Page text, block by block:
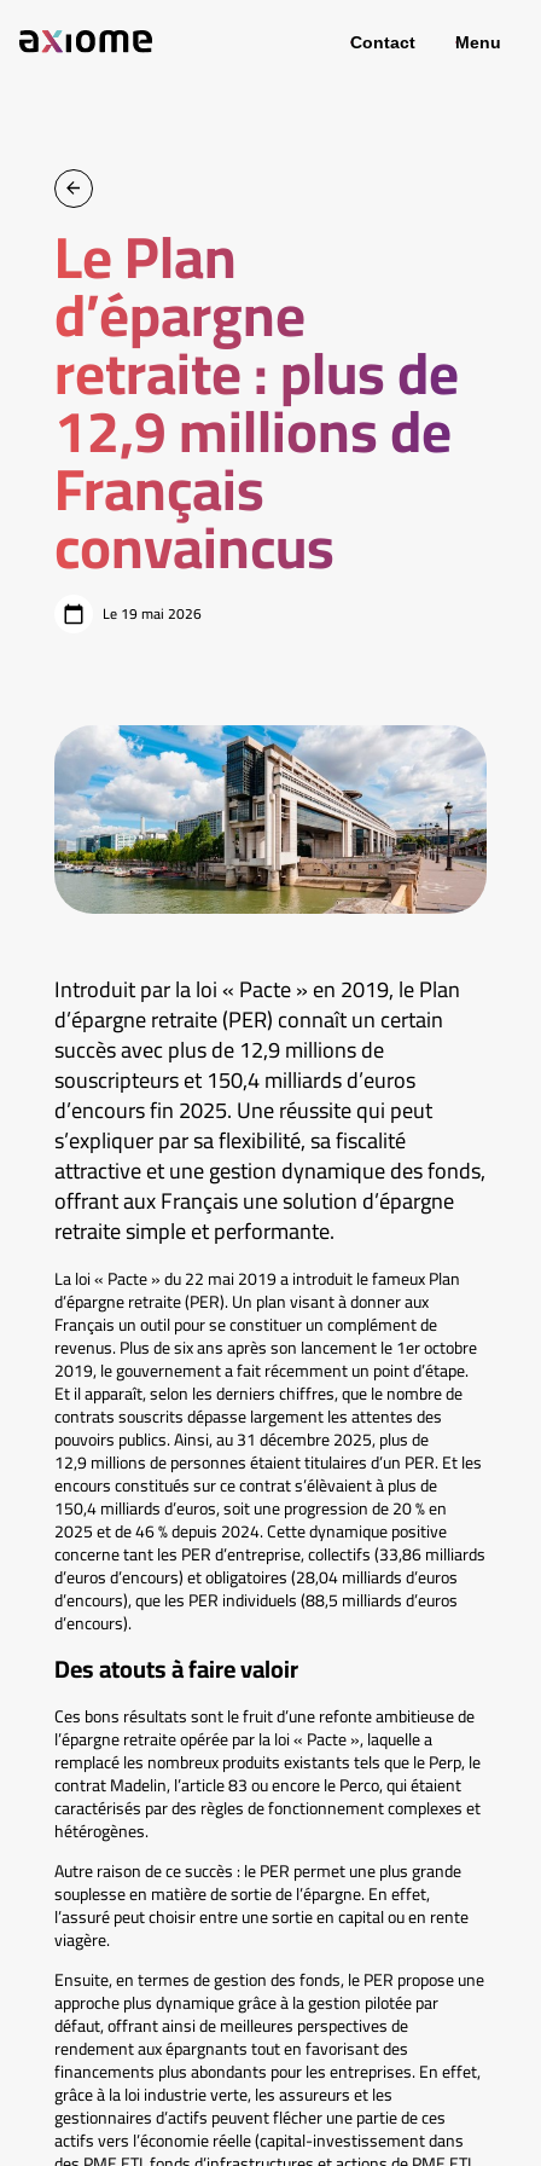
Contact Menu
Le Plan
d’épargne
retraite : plus de
12,9 millions de
Français
convaincus
Le 19 mai 2026
Introduit par la loi « Pacte » en 2019, le Plan
d’épargne retraite (PER) connaît un certain
succès avec plus de 12,9 millions de
souscripteurs et 150,4 milliards d’euros
d’encours fin 2025. Une réussite qui peut
s’expliquer par sa flexibilité, sa fiscalité
attractive et une gestion dynamique des fonds,
offrant aux Français une solution d’épargne
retraite simple et performante.
La loi « Pacte » du 22 mai 2019 a introduit le fameux Plan
d’épargne retraite (PER). Un plan visant à donner aux
Français un outil pour se constituer un complément de
revenus. Plus de six ans après son lancement le 1er octobre
2019, le gouvernement a fait récemment un point d’étape.
Et il apparaît, selon les derniers chiffres, que le nombre de
contrats souscrits dépasse largement les attentes des
pouvoirs publics. Ainsi, au 31 décembre 2025, plus de
12,9 millions de personnes étaient titulaires d’un PER. Et les
encours constitués sur ce contrat s’élèvaient à plus de
150,4 milliards d’euros, soit une progression de 20 % en
2025 et de 46 % depuis 2024. Cette dynamique positive
concerne tant les PER d’entreprise, collectifs (33,86 milliards
d’euros d’encours) et obligatoires (28,04 milliards d’euros
d’encours), que les PER individuels (88,5 milliards d’euros
d’encours).
Des atouts à faire valoir
Ces bons résultats sont le fruit d’une refonte ambitieuse de
l’épargne retraite opérée par la loi « Pacte », laquelle a
remplacé les nombreux produits existants tels que le Perp, le
contrat Madelin, l’article 83 ou encore le Perco, qui étaient
caractérisés par des règles de fonctionnement complexes et
hétérogènes.
Autre raison de ce succès : le PER permet une plus grande
souplesse en matière de sortie de l’épargne. En effet,
l’assuré peut choisir entre une sortie en capital ou en rente
viagère.
Ensuite, en termes de gestion des fonds, le PER propose une
approche plus dynamique grâce à la gestion pilotée par
défaut, offrant ainsi de meilleures perspectives de
rendement aux épargnants tout en favorisant des
financements plus abondants pour les entreprises. En effet,
grâce à la loi industrie verte, les assureurs et les
gestionnaires d’actifs peuvent flécher une partie de ces
actifs vers l’économie réelle (capital-investissement dans